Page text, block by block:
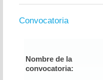
Convocatoria
Nombre de la
convocatoria: